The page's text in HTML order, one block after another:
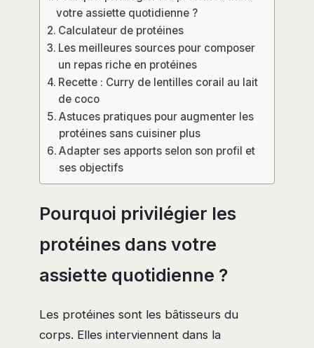
votre assiette quotidienne ?
Calculateur de protéines
Les meilleures sources pour composer
un repas riche en protéines
Recette : Curry de lentilles corail au lait
de coco
Astuces pratiques pour augmenter les
protéines sans cuisiner plus
Adapter ses apports selon son profil et
ses objectifs
Pourquoi privilégier les
protéines dans votre
assiette quotidienne ?
Les protéines sont les bâtisseurs du
corps. Elles interviennent dans la